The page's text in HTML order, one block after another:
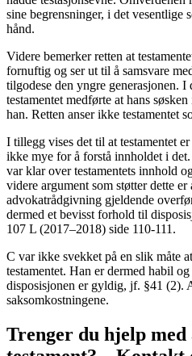
sine begrensninger, i det vesentlige
hånd.
Videre bemerker retten at
fornuftig og ser ut til å samsvare
tilgodese den yngre generasjonen.
testamentet medførte at hans
han. Retten anser ikke testamentet
I tillegg vises det til at testamentet
ikke mye for å forstå innholdet i
var klar over testamentets innhold
videre argument som støtter dette
advokatrådgivning gjeldende
dermed et bevisst forhold til
107 L (2017–2018) side 110-111.
C var ikke svekket på en slik måte
testamentet. Han er dermed habil
disposisjonen er gyldig, jf. §41 (2).
saksomkostningene.
Trenger du hjelp